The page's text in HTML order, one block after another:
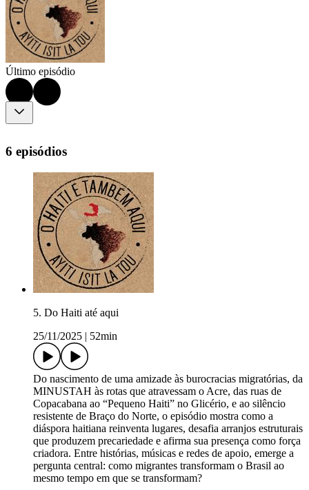
Último episódio
6 episódios
5. Do Haiti até aqui
25/11/2025 | 52min
Do nascimento de uma amizade às burocracias migratórias, da
MINUSTAH às rotas que atravessam o Acre, das ruas de
Copacabana ao “Pequeno Haiti” no Glicério, e ao silêncio
resistente de Braço do Norte, o episódio mostra como a
diáspora haitiana reinventa lugares, desafia arranjos estruturais
que produzem precariedade e afirma sua presença como força
criadora. Entre histórias, músicas e redes de apoio, emerge a
pergunta central: como migrantes transformam o Brasil ao
mesmo tempo em que se transformam?